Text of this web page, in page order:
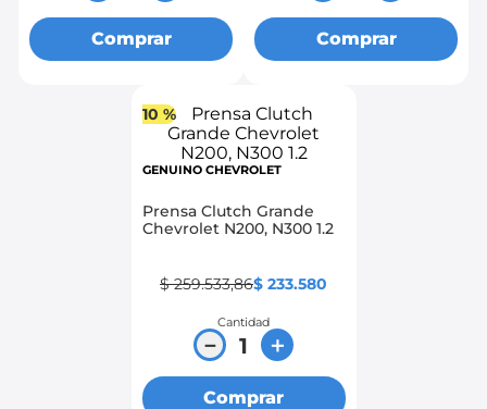
Comprar Comprar
10 %
GENUINO CHEVROLET
Prensa Clutch Grande
Chevrolet N200, N300 1.2
$ 259.533,86$ 233.580
Cantidad
＋
－
Comprar